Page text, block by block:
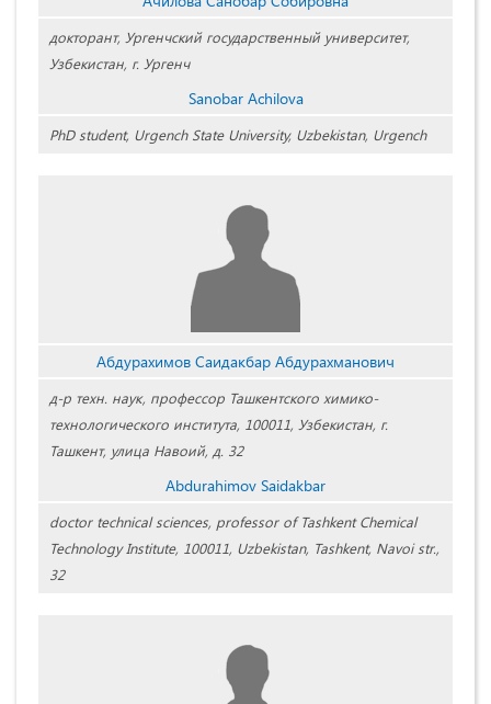
докторант, Ургенчский государственный университет,
Узбекистан, г. Ургенч
Sanobar Achilova
PhD student, Urgench State University, Uzbekistan, Urgench
Абдурахимов Саидакбар Абдурахманович
д-р техн. наук, профессор Ташкентского химико-
технологического института, 100011, Узбекистан, г.
Ташкент, улица Навоий, д. 32
Abdurahimov Saidakbar
doctor technical sciences, professor of Tashkent Chemical
Technology Institute, 100011, Uzbekistan, Tashkent, Navoi str.,
32